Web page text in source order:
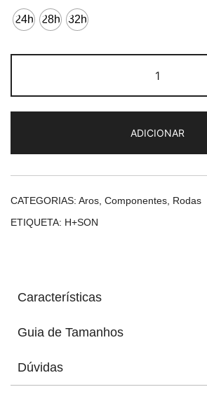
24h 28h 32h
de
H+SON
700c
ADICIONAR
CATEGORIAS: Aros Componentes Rodas
ETIQUETA: H+SON
Características
Guia de Tamanhos
Dúvidas